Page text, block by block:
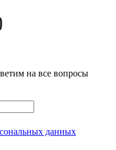
на все вопросы
данных